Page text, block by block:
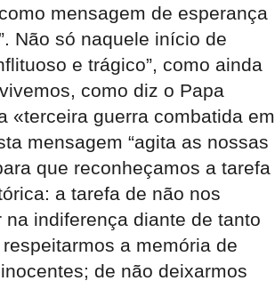
mensagem de esperança
Não só naquele início de
e trágico”, como ainda
como diz o Papa
«terceira guerra combatida em
mensagem “agita as nossas
que reconheçamos a tarefa
a tarefa de não nos
na indiferença diante de tanto
a memória de
de não deixarmos